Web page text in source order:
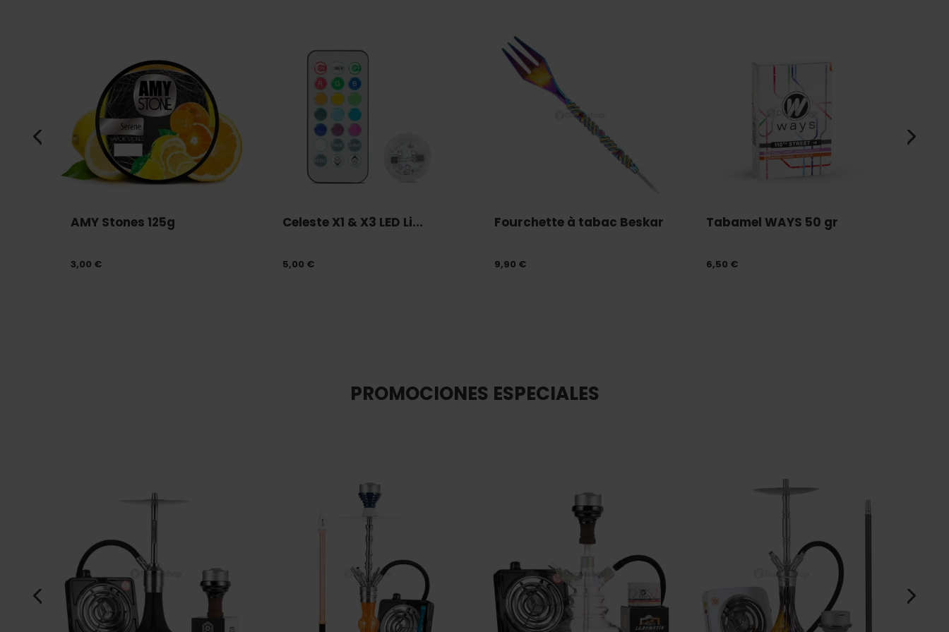
AMY Stones 125g
3,00 €
Celeste X1 & X3 LED Li...
5,00 €
Fourchette à tabac Beskar
9,90 €
Tabamel WAYS 50 gr
6,50 €
PROMOCIONES ESPECIALES